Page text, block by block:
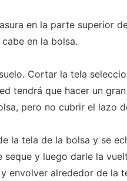
en la parte superior
en la bolsa.
Cortar la tela
tendrá que hacer un
pero no cubrir el lazo
la tela de la bolsa y se
seque y luego darle la
envolver alrededor de la